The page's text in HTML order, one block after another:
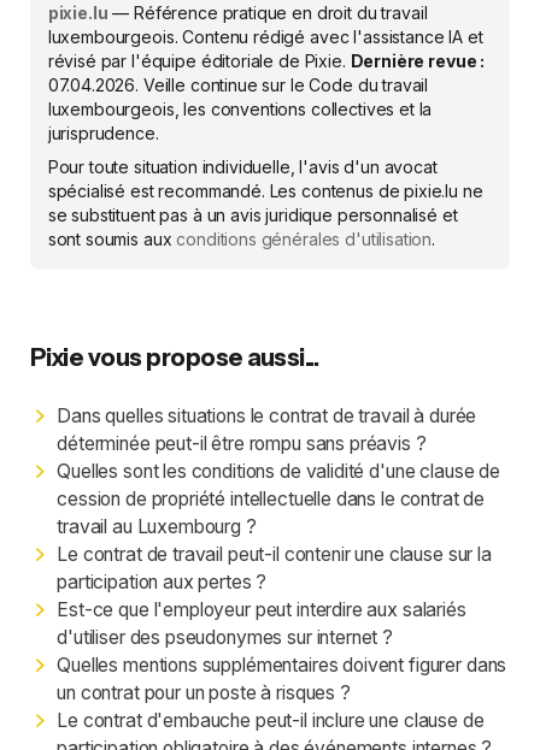
pixie.lu — Référence pratique en droit du travail
luxembourgeois. Contenu rédigé avec l'assistance IA et
révisé par l'équipe éditoriale de Pixie. Dernière revue :
07.04.2026. Veille continue sur le Code du travail
luxembourgeois, les conventions collectives et la
jurisprudence.
Pour toute situation individuelle, l'avis d'un avocat
spécialisé est recommandé. Les contenus de pixie.lu ne
se substituent pas à un avis juridique personnalisé et
sont soumis auxconditions générales d'utilisation.
Pixie vous propose aussi...
Dans quelles situations le contrat de travail à durée
déterminée peut-il être rompu sans préavis ?
Quelles sont les conditions de validité d'une clause de
cession de propriété intellectuelle dans le contrat de
travail au Luxembourg ?
Le contrat de travail peut-il contenir une clause sur la
participation aux pertes ?
Est-ce que l'employeur peut interdire aux salariés
d'utiliser des pseudonymes sur internet ?
Quelles mentions supplémentaires doivent figurer dans
un contrat pour un poste à risques ?
Le contrat d'embauche peut-il inclure une clause de